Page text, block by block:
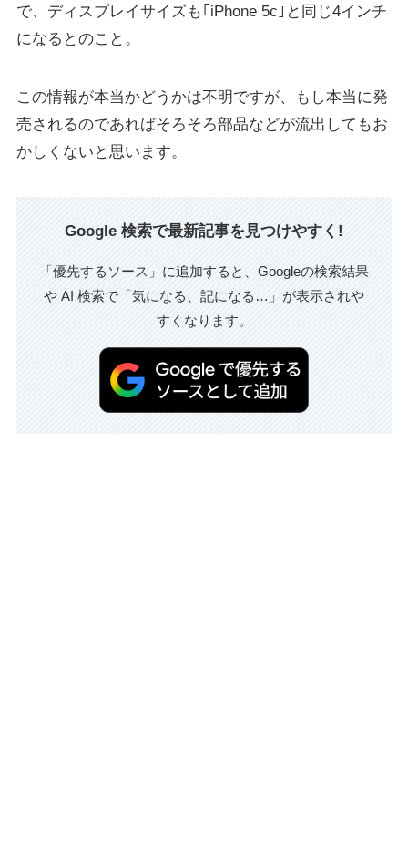
で、ディスプレイサイズも｢iPhone 5c｣と同じ4インチ
になるとのこと。
この情報が本当かどうかは不明ですが、もし本当に発
売されるのであればそろそろ部品などが流出してもお
かしくないと思います。
Google 検索で最新記事を見つけやすく!
「優先するソース」に追加すると、Googleの検索結果
や AI 検索で「気になる、記になる…」が表示されや
すくなります。